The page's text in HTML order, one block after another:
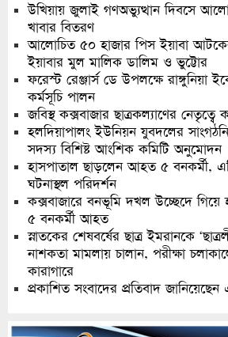
উখিয়ায় জুলাই গণঅভ্যুত্থান দিবসে
খাবার বিতরণ
আলোচিত ৫০ হাজার পিস ইয়াবা
ইয়াবার মুল মালিক ডালিম ও ভুট্টোর
ফরেস্ট রেঞ্জার্স ডে উপলক্ষে রাঙ্গুনিয়া
কর্মসূচি পালন
জবিস্থ কক্সবাজার ছাত্রকল্যাণের
হলদিয়াপালং ইউনিয়ন যুবদলের
সদস্য বিশিষ্ট আংশিক কমিটি অনুমোদন
হাসপাতাল ছাড়লেন আহত ৫ বনকর্মী,
ঘটনাস্থল পরিদর্শন
কক্সবাজারে বনভূমি দখল উচ্ছেদে গিয়ে
৫ বনকর্মী আহত
স্নাতকের শেষবর্ষের ছাত্র ইমরানকে
নাশকতা মামলায় চালান, পরীক্ষা
কারাগারে
প্রকাশিত সংবাদের প্রতিবাদ